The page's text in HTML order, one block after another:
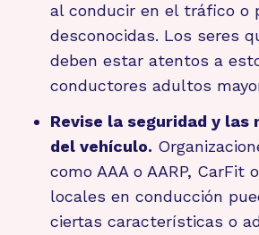
al conducir en el tráfico o
desconocidas. Los seres
deben estar atentos a
conductores adultos
Revise la seguridad y las
del vehículo.
como AAA o AARP, CarFit
locales en conducción
ciertas características o